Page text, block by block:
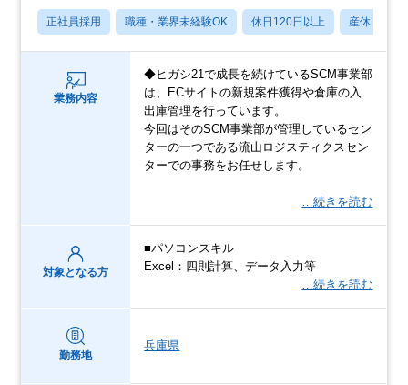
正社員採用 職種・業界未経験OK 休日120日以上 産休・育休
業務内容
◆ヒガシ21で成長を続けているSCM事業部
は、ECサイトの新規案件獲得や倉庫の入
出庫管理を行っています。
今回はそのSCM事業部が管理しているセン
ターの一つである流山ロジスティクスセン
ターでの事務をお任せします。
…続きを読む
対象となる方
■パソコンスキル
Excel：四則計算、データ入力等
…続きを読む
勤務地
兵庫県